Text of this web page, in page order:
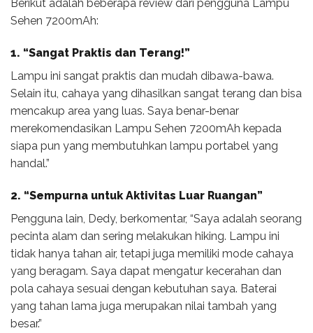
Berikut adalah beberapa review dari pengguna Lampu
Sehen 7200mAh:
1. “Sangat Praktis dan Terang!”
Lampu ini sangat praktis dan mudah dibawa-bawa.
Selain itu, cahaya yang dihasilkan sangat terang dan bisa
mencakup area yang luas. Saya benar-benar
merekomendasikan Lampu Sehen 7200mAh kepada
siapa pun yang membutuhkan lampu portabel yang
handal.”
2. “Sempurna untuk Aktivitas Luar Ruangan”
Pengguna lain, Dedy, berkomentar, “Saya adalah seorang
pecinta alam dan sering melakukan hiking. Lampu ini
tidak hanya tahan air, tetapi juga memiliki mode cahaya
yang beragam. Saya dapat mengatur kecerahan dan
pola cahaya sesuai dengan kebutuhan saya. Baterai
yang tahan lama juga merupakan nilai tambah yang
besar.”